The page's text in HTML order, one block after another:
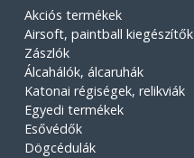
Akciós termékek
Airsoft, paintball kiegészítők
Zászlók
Álcahálók, álcaruhák
Katonai régiségek, relikviák
Egyedi termékek
Esővédők
Dögcédulák